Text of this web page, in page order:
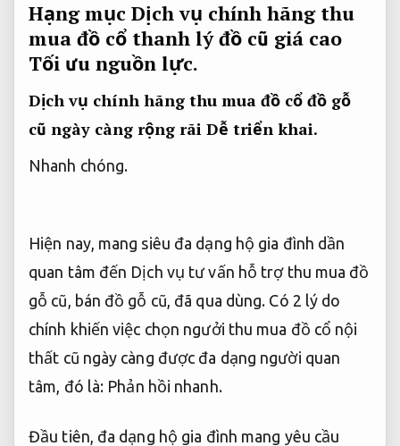
Hạng mục Dịch vụ chính hãng thu
mua đồ cổ thanh lý đồ cũ giá cao
Tối ưu nguồn lực.
Dịch vụ chính hãng thu mua đồ cổ đồ gỗ
cũ ngày càng rộng rãi Dễ triển khai.
Nhanh chóng.
Hiện nay, mang siêu đa dạng hộ gia đình dần
quan tâm đến Dịch vụ tư vấn hỗ trợ thu mua đồ
gỗ cũ, bán đồ gỗ cũ, đã qua dùng. Có 2 lý do
chính khiến việc chọn ngưởi thu mua đồ cổ nội
thất cũ ngày càng được đa dạng người quan
tâm, đó là: Phản hồi nhanh.
Đầu tiên, đa dạng hộ gia đình mang yêu cầu